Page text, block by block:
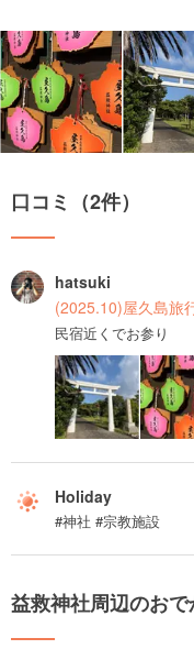
口コミ（2件）
hatsuki
(2025.10)屋久島旅
民宿近くでお参り
Holiday
#神社 #宗教施設
益救神社周辺のお